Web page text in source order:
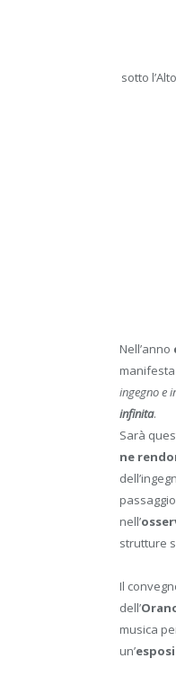
sotto
Nell’anno
ingegno e
infinita.
Sarà
ne
nell’
strutture
Il
dell’
musica
un’